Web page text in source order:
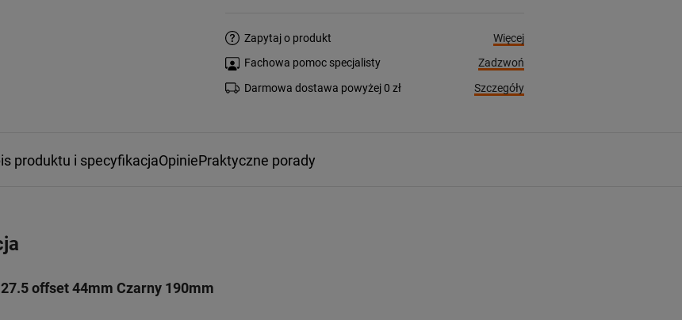
Zapytaj o produkt
Więcej
Fachowa pomoc specjalisty
Zadzwoń
Darmowa dostawa powyżej 0 zł
Szczegóły
produktu i specyfikacjaOpiniePraktyczne porady
offset 44mm Czarny 190mm